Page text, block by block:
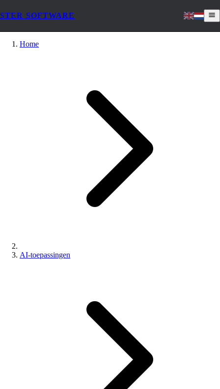
STER SOFTWARE
Home
AI-toepassingen